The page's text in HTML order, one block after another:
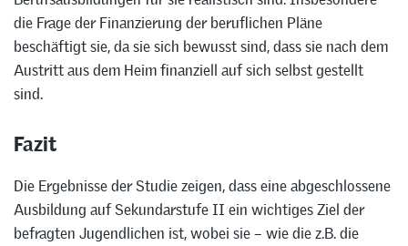
die Frage der Finanzierung der beruflichen Pläne
beschäftigt sie, da sie sich bewusst sind, dass sie nach dem
Austritt aus dem Heim finanziell auf sich selbst gestellt
sind.
Fazit
Die Ergebnisse der Studie zeigen, dass eine abgeschlossene
Ausbildung auf Sekundarstufe II ein wichtiges Ziel der
befragten Jugendlichen ist, wobei sie – wie die z.B. die